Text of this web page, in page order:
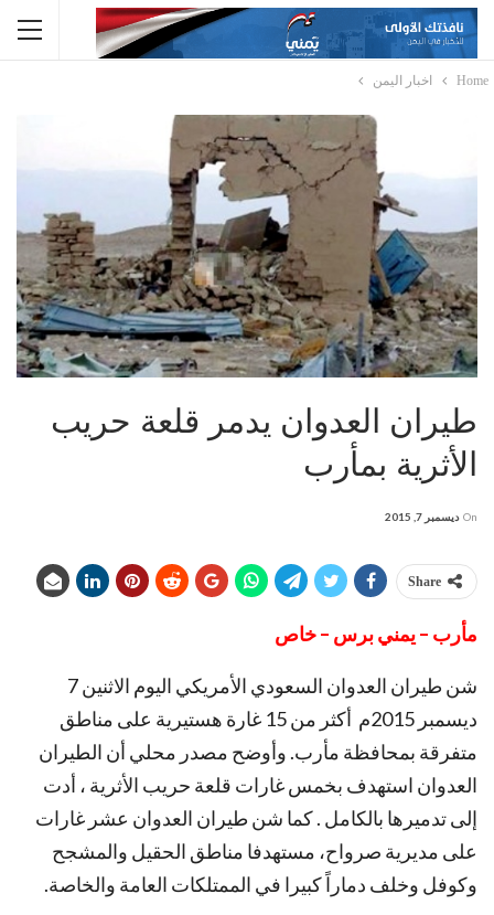
Home اخبار اليمن
طيران العدوان يدمر قلعة حريب
الأثرية بمأرب
On ديسمبر 7, 2015
Share
مأرب – يمني برس – خاص
شن طيران العدوان السعودي الأمريكي اليوم الاثنين 7
ديسمبر 2015م أكثر من 15 غارة هستيرية على مناطق
متفرقة بمحافظة مأرب. وأوضح مصدر محلي أن الطيران
العدوان استهدف بخمس غارات قلعة حريب الأثرية ، أدت
إلى تدميرها بالكامل . كما شن طيران العدوان عشر غارات
على مديرية صرواح، مستهدفا مناطق الحقيل والمشجح
وكوفل وخلف دماراً كبيرا في الممتلكات العامة والخاصة.